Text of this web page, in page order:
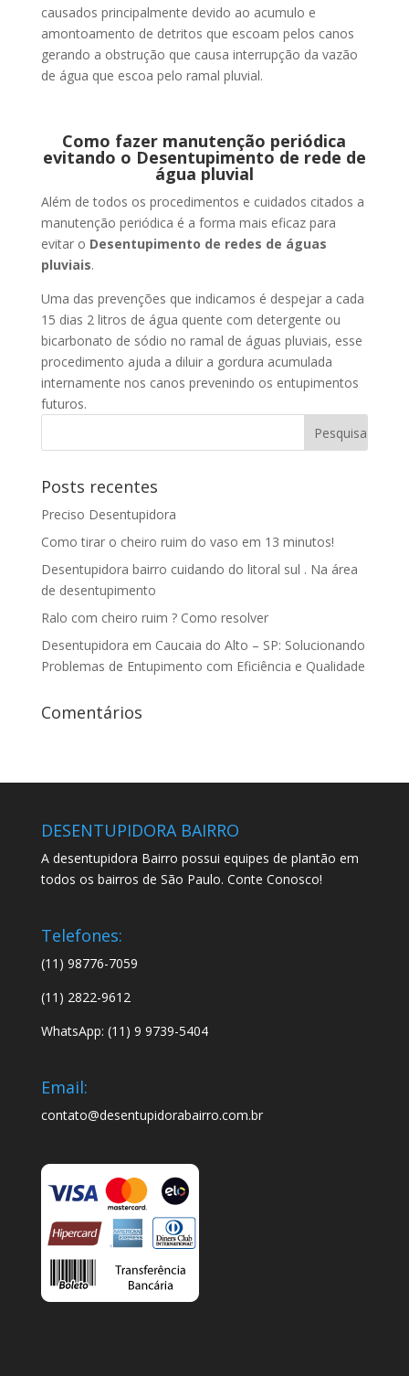
causados principalmente devido ao acumulo e
amontoamento de detritos que escoam pelos canos
gerando a obstrução que causa interrupção da vazão
de água que escoa pelo ramal pluvial.
Como fazer manutenção periódica
evitando o Desentupimento de rede de
água pluvial
Além de todos os procedimentos e cuidados citados a
manutenção periódica é a forma mais eficaz para
evitar o Desentupimento de redes de águas
pluviais.
Uma das prevenções que indicamos é despejar a cada
15 dias 2 litros de água quente com detergente ou
bicarbonato de sódio no ramal de águas pluviais, esse
procedimento ajuda a diluir a gordura acumulada
internamente nos canos prevenindo os entupimentos
futuros.
Posts recentes
Preciso Desentupidora
Como tirar o cheiro ruim do vaso em 13 minutos!
Desentupidora bairro cuidando do litoral sul . Na área
de desentupimento
Ralo com cheiro ruim ? Como resolver
Desentupidora em Caucaia do Alto – SP: Solucionando
Problemas de Entupimento com Eficiência e Qualidade
Comentários
DESENTUPIDORA BAIRRO
A desentupidora Bairro possui equipes de plantão em
todos os bairros de São Paulo. Conte Conosco!
Telefones:
(11) 98776-7059
(11) 2822-9612
WhatsApp: (11) 9 9739-5404
Email:
contato@desentupidorabairro.com.br